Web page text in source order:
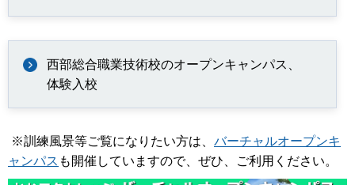
西部総合職業技術校のオープンキャンパス、
体験入校
※訓練風景等ご覧になりたい方は、 バーチャルオープンキ
ャンパス も開催していますので、ぜひ、ご利用ください。